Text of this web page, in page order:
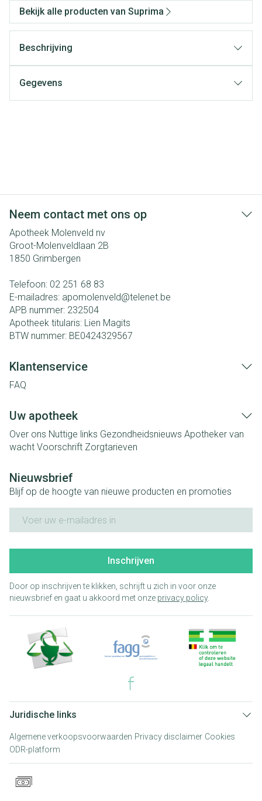
Bekijk alle producten van Suprima
Beschrijving
Gegevens
Neem contact met ons op
Apotheek Molenveld nv
Groot-Molenveldlaan 2B
1850 Grimbergen
Telefoon: 02 251 68 83
E-mailadres: apomolenveld@telenet.be
APB nummer: 232504
Apotheek titularis: Lien Magits
BTW nummer: BE0424329567
Klantenservice
FAQ
Uw apotheek
Over ons Nuttige links Gezondheidsnieuws Apotheker van
wacht Voorschrift Zorgtarieven
Nieuwsbrief
Blijf op de hoogte van nieuwe producten en promoties
Inschrijven
Door op inschrijven te klikken, schrijft u zich in voor onze
nieuwsbrief en gaat u akkoord met onze privacy policy.
Juridische links
Algemene verkoopsvoorwaarden Privacy disclaimer Cookies
ODR-platform